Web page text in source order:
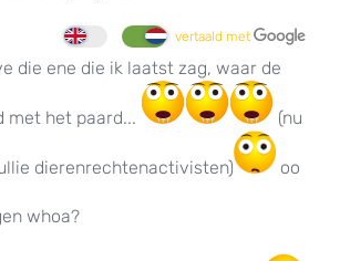
vertaald met
die ene die ik laatst zag, waar de
met het paard... (nu
dierenrechtenactivisten) oo
whoa?